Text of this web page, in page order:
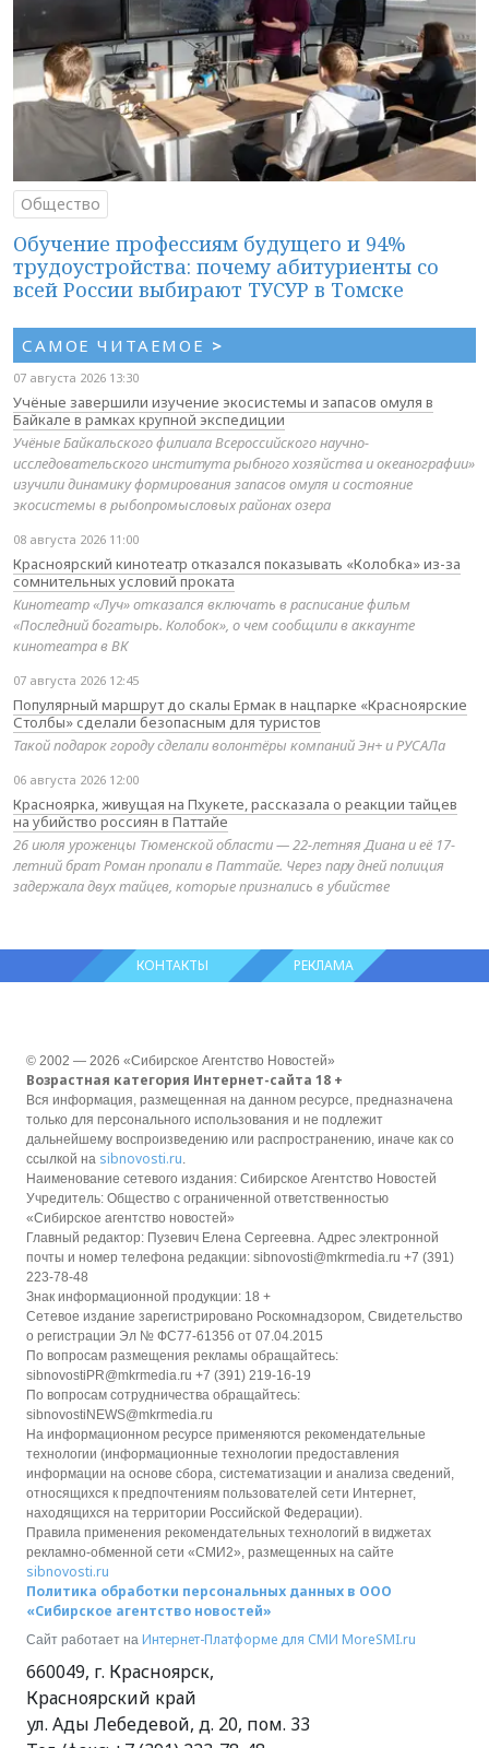
Общество
Обучение профессиям будущего и 94%
трудоустройства: почему абитуриенты со
всей России выбирают ТУСУР в Томске
САМОЕ ЧИТАЕМОЕ >
07 августа 2026 13:30
Учёные завершили изучение экосистемы и запасов омуля в
Байкале в рамках крупной экспедиции
Учёные Байкальского филиала Всероссийского научно-
исследовательского института рыбного хозяйства и океанографии»
изучили динамику формирования запасов омуля и состояние
экосистемы в рыбопромысловых районах озера
08 августа 2026 11:00
Красноярский кинотеатр отказался показывать «Колобка» из-за
сомнительных условий проката
Кинотеатр «Луч» отказался включать в расписание фильм
«Последний богатырь. Колобок», о чем сообщили в аккаунте
кинотеатра в ВК
07 августа 2026 12:45
Популярный маршрут до скалы Ермак в нацпарке «Красноярские
Столбы» сделали безопасным для туристов
Такой подарок городу сделали волонтёры компаний Эн+ и РУСАЛа
06 августа 2026 12:00
Красноярка, живущая на Пхукете, рассказала о реакции тайцев
на убийство россиян в Паттайе
26 июля уроженцы Тюменской области — 22-летняя Диана и её 17-
летний брат Роман пропали в Паттайе. Через пару дней полиция
задержала двух тайцев, которые признались в убийстве
КОНТАКТЫ РЕКЛАМА
© 2002 — 2026 «Сибирское Агентство Новостей»
Возрастная категория Интернет-сайта 18 +
Вся информация, размещенная на данном ресурсе, предназначена
только для персонального использования и не подлежит
дальнейшему воспроизведению или распространению, иначе как со
ссылкой на sibnovosti.ru.
Наименование сетевого издания: Сибирское Агентство Новостей
Учредитель: Общество с ограниченной ответственностью
«Сибирское агентство новостей»
Главный редактор: Пузевич Елена Сергеевна. Адрес электронной
почты и номер телефона редакции: sibnovosti@mkrmedia.ru +7 (391)
223-78-48
Знак информационной продукции: 18 +
Сетевое издание зарегистрировано Роскомнадзором, Свидетельство
о регистрации Эл № ФС77-61356 от 07.04.2015
По вопросам размещения рекламы обращайтесь:
sibnovostiPR@mkrmedia.ru +7 (391) 219-16-19
По вопросам сотрудничества обращайтесь:
sibnovostiNEWS@mkrmedia.ru
На информационном ресурсе применяются рекомендательные
технологии (информационные технологии предоставления
информации на основе сбора, систематизации и анализа сведений,
относящихся к предпочтениям пользователей сети Интернет,
находящихся на территории Российской Федерации).
Правила применения рекомендательных технологий в виджетах
рекламно-обменной сети «СМИ2», размещенных на сайте
sibnovosti.ru
Политика обработки персональных данных в ООО
«Сибирское агентство новостей»
Сайт работает на Интернет-Платформе для СМИ MoreSMI.ru
660049, г. Красноярск,
Красноярский край
ул. Ады Лебедевой, д. 20, пом. 33